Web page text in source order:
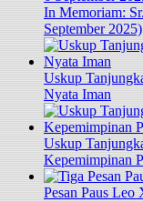
In Memoriam:
September 2025)
Uskup
Nyata Iman
Uskup
Kepemimpinan
Pesan Paus